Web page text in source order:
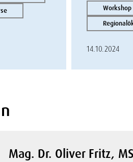
Workshop
14.10.2024
Mag. Dr. Oliver Fritz,